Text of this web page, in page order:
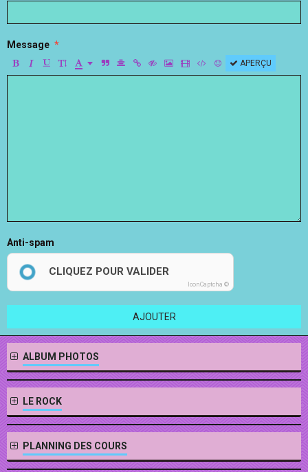
Message
APERÇU
Anti-spam
CLIQUEZ POUR VALIDER
IconCaptcha ©
AJOUTER
ALBUM PHOTOS
LE ROCK
PLANNING DES COURS